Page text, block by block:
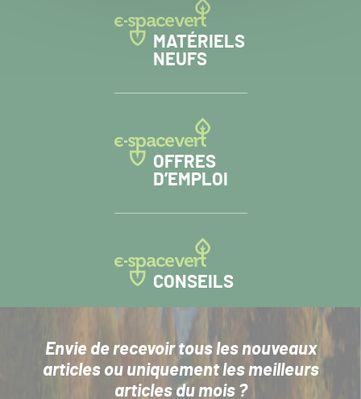
MATÉRIELS
NEUFS
OFFRES
D’EMPLOI
CONSEILS
Envie de recevoir tous les nouveaux
articlesou uniquement les meilleurs
articles du mois ?